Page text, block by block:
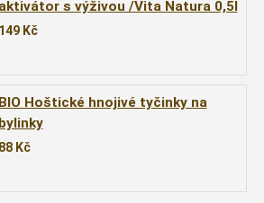
aktivátor s výživou /Vita Natura 0,5l
149 Kč
BIO Hoštické hnojivé tyčinky na
bylinky
88 Kč